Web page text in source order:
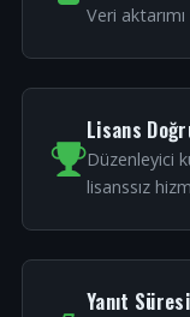
Veri
Lisans
Düzenleyici
lisanssız
Yanıt Süresi